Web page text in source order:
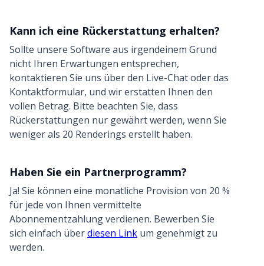
Kann ich eine Rückerstattung erhalten?
Sollte unsere Software aus irgendeinem Grund
nicht Ihren Erwartungen entsprechen,
kontaktieren Sie uns über den Live-Chat oder das
Kontaktformular, und wir erstatten Ihnen den
vollen Betrag. Bitte beachten Sie, dass
Rückerstattungen nur gewährt werden, wenn Sie
weniger als 20 Renderings erstellt haben.
Haben Sie ein Partnerprogramm?
Ja! Sie können eine monatliche Provision von 20 %
für jede von Ihnen vermittelte
Abonnementzahlung verdienen. Bewerben Sie
sich einfach überdiesen Link um genehmigt zu
werden.